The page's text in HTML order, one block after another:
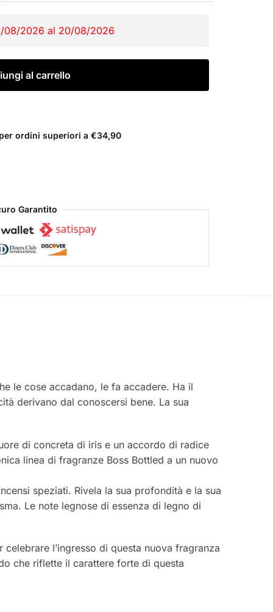
08/2026 al 20/08/2026
al carrello
per ordini superiori a €34,90
Garantito
le cose accadano, le fa accadere. Ha il
derivano dal conoscersi bene. La sua
di concreta di iris e un accordo di radice
linea di fragranze Boss Bottled a un nuovo
speziati. Rivela la sua profondità e la sua
Le note legnose di essenza di legno di
l’ingresso di questa nuova fragranza
che riflette il carattere forte di questa